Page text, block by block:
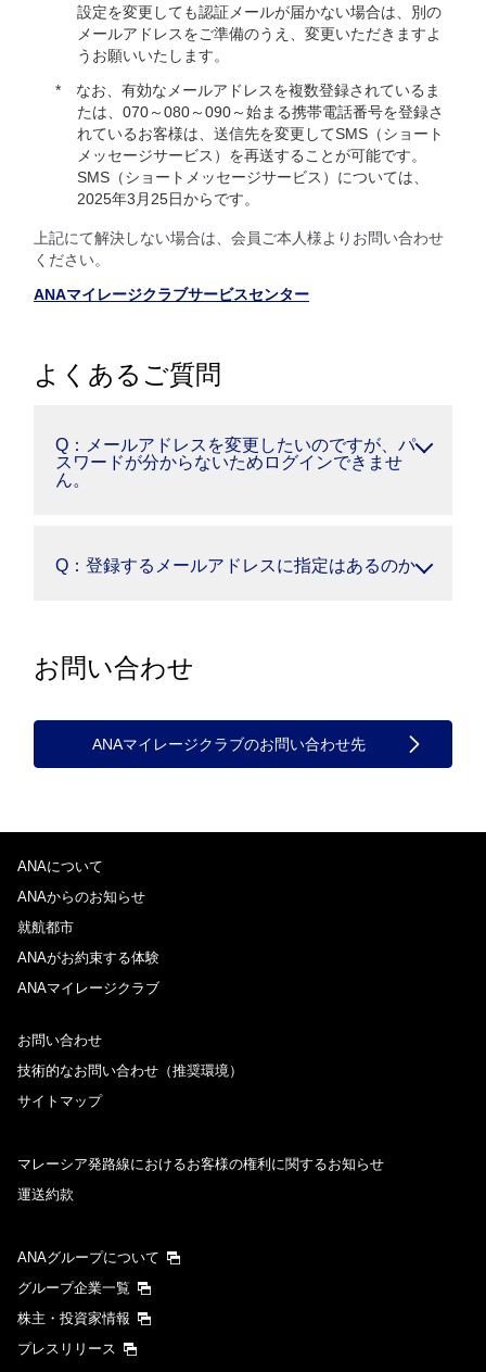
設定を変更しても認証メールが届かない場合は、別の
メールアドレスをご準備のうえ、変更いただきますよ
うお願いいたします。
なお、有効なメールアドレスを複数登録されているま
たは、070～080～090～始まる携帯電話番号を登録さ
れているお客様は、送信先を変更してSMS（ショート
メッセージサービス）を再送することが可能です。
SMS（ショートメッセージサービス）については、
2025年3月25日からです。
上記にて解決しない場合は、会員ご本人様よりお問い合わせ
ください。
ANAマイレージクラブサービスセンター
よくあるご質問
Q：メールアドレスを変更したいのですが、パ
スワードが分からないためログインできませ
ん。
Q：登録するメールアドレスに指定はあるのか
お問い合わせ
ANAマイレージクラブのお問い合わせ先
ANAについて
ANAからのお知らせ
就航都市
ANAがお約束する体験
ANAマイレージクラブ
お問い合わせ
技術的なお問い合わせ（推奨環境）
サイトマップ
マレーシア発路線におけるお客様の権利に関するお知らせ
運送約款
ANAグループについて
グループ企業一覧
株主・投資家情報
プレスリリース